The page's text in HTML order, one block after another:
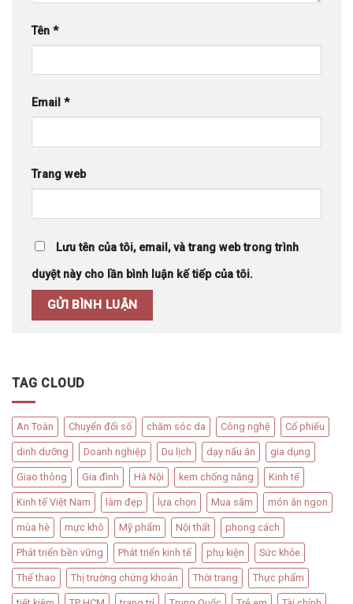
Tên *
Email *
Trang web
Lưu tên của tôi, email, và trang web trong trình
duyệt này cho lần bình luận kế tiếp của tôi.
TAG CLOUD
An Toàn Chuyển đổi số chăm sóc da Công nghệ Cổ phiếu
dinh dưỡng Doanh nghiệp Du lịch dạy nấu ăn gia dụng
Giao thông Gia đình Hà Nội kem chống nắng Kinh tế
Kinh tế Việt Nam làm đẹp lựa chọn Mua sắm món ăn ngon
mùa hè mực khô Mỹ phẩm Nội thất phong cách
Phát triển bền vững Phát triển kinh tế phụ kiện Sức khỏe
Thể thao Thị trường chứng khoán Thời trang Thực phẩm